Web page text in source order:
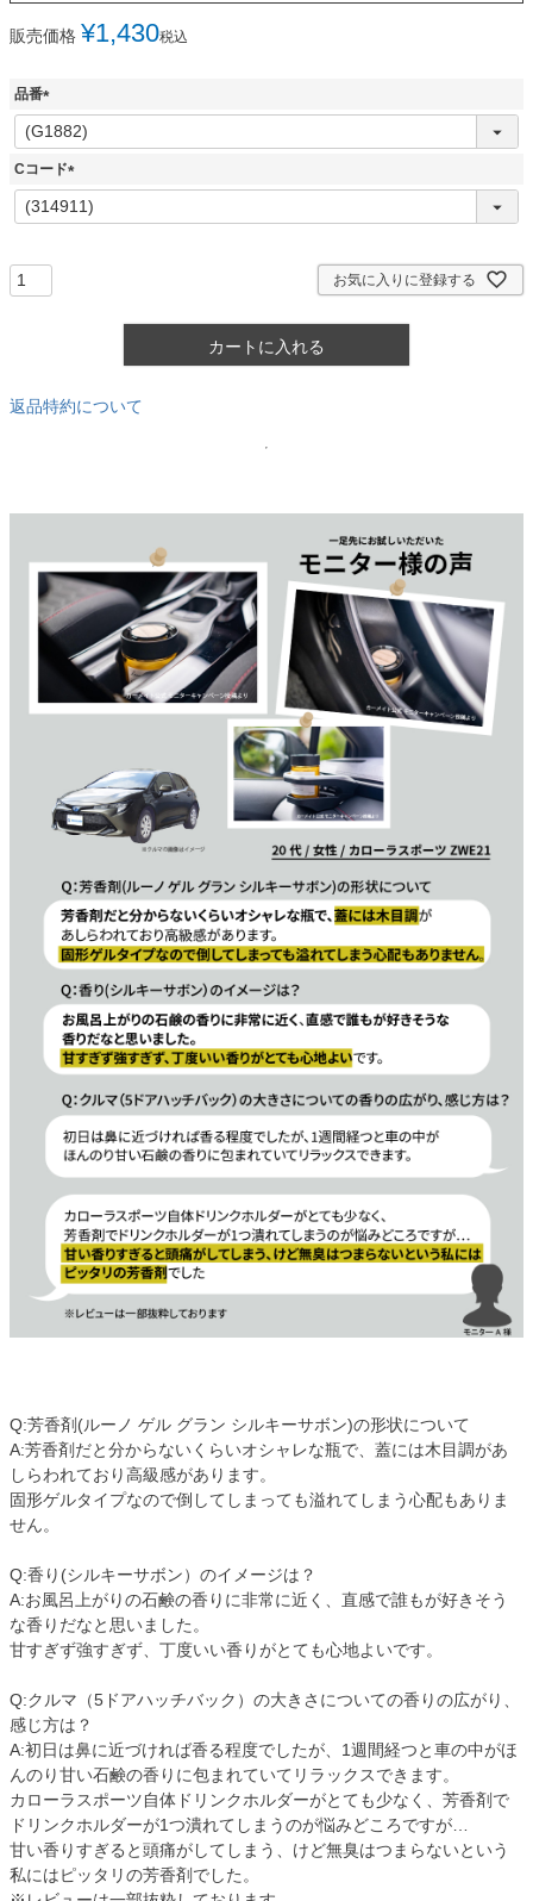
販売価格 ¥1,430税込
品番
(
必
須
Cコード
(
必
お気に入りに登録する
カートに入れる
返品特約について
Q:芳香剤(ルーノ ゲル グラン シルキーサボン)の形状について
A:芳香剤だと分からないくらいオシャレな瓶で、蓋には木目調があ
しらわれており高級感があります。
固形ゲルタイプなので倒してしまっても溢れてしまう心配もありま
せん。
Q:香り(シルキーサボン）のイメージは？
A:お風呂上がりの石鹸の香りに非常に近く、直感で誰もが好きそう
な香りだなと思いました。
甘すぎず強すぎず、丁度いい香りがとても心地よいです。
Q:クルマ（5ドアハッチバック）の大きさについての香りの広がり、
感じ方は？
A:初日は鼻に近づければ香る程度でしたが、1週間経つと車の中がほ
んのり甘い石鹸の香りに包まれていてリラックスできます。
カローラスポーツ自体ドリンクホルダーがとても少なく、芳香剤で
ドリンクホルダーが1つ潰れてしまうのが悩みどころですが…
甘い香りすぎると頭痛がしてしまう、けど無臭はつまらないという
私にはピッタリの芳香剤でした。